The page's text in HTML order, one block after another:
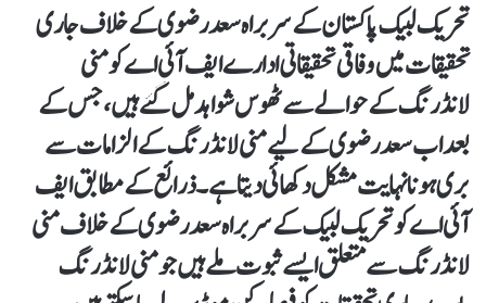
تحریک لبیک پاکستان کے سربراہ سعد رضوی کے خلاف جاری
تحقیقات میں وفاقی تحقیقاتی ادارے ایف آئی اے کو منی
لانڈرنگ کے حوالے سے ٹھوس شواہد مل گئے ہیں، جس کے
بعد اب سعد رضوی کے لیے منی لانڈرنگ کے الزامات سے
بری ہونا نہایت مشکل دکھائی دیتا ہے۔ ذرائع کے مطابق ایف
آئی اے کو تحریک لبیک کے سربراہ سعد رضوی کے خلاف منی
لانڈرنگ سے متعلق ایسے ثبوت ملے ہیں جو منی لانڈرنگ